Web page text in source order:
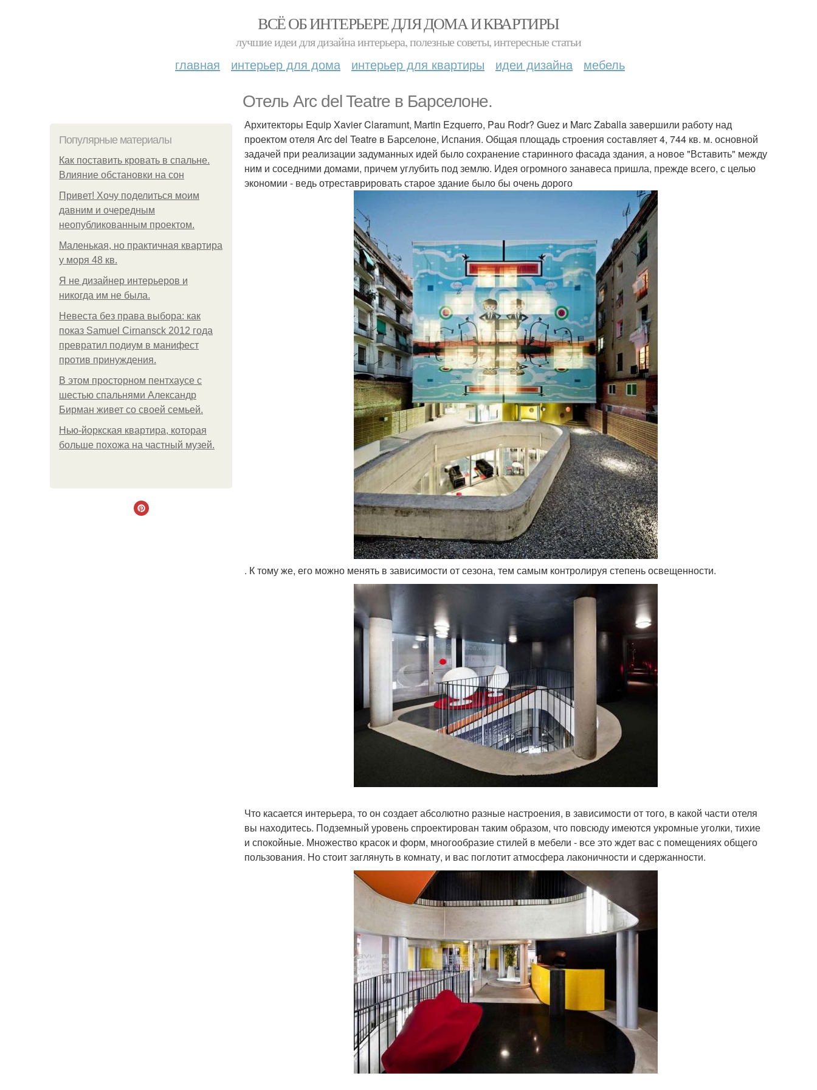
ВСЁ ОБ ИНТЕРЬЕРЕ ДЛЯ ДОМА И КВАРТИРЫ
лучшие идеи для дизайна интерьера, полезные советы, интересные статьи
главная интерьер для дома интерьер для квартиры идеи дизайна мебель
Отель Arc del Teatre в Барселоне.
Популярные материалы
Как поставить кровать в спальне.
Влияние обстановки на сон
Привет! Хочу поделиться моим
давним и очередным
неопубликованным проектом.
Маленькая, но практичная квартира
у моря 48 кв.
Я не дизайнер интерьеров и
никогда им не была.
Невеста без права выбора: как
показ Samuel Cirnansck 2012 года
превратил подиум в манифест
против принуждения.
В этом просторном пентхаусе с
шестью спальнями Александр
Бирман живет со своей семьей.
Нью-йоркская квартира, которая
больше похожа на частный музей.
Архитекторы Equip Xavier Claramunt, Martin Ezquerro, Pau Rodr? Guez и Marc Zaballa завершили работу над
проектом отеля Arc del Teatre в Барселоне, Испания. Общая площадь строения составляет 4, 744 кв. м. основной
задачей при реализации задуманных идей было сохранение старинного фасада здания, а новое "Вставить" между
ним и соседними домами, причем углубить под землю. Идея огромного занавеса пришла, прежде всего, с целью
экономии - ведь отреставрировать старое здание было бы очень дорого
. К тому же, его можно менять в зависимости от сезона, тем самым контролируя степень освещенности.
Что касается интерьера, то он создает абсолютно разные настроения, в зависимости от того, в какой части отеля
вы находитесь. Подземный уровень спроектирован таким образом, что повсюду имеются укромные уголки, тихие
и спокойные. Множество красок и форм, многообразие стилей в мебели - все это ждет вас с помещениях общего
пользования. Но стоит заглянуть в комнату, и вас поглотит атмосфера лаконичности и сдержанности.